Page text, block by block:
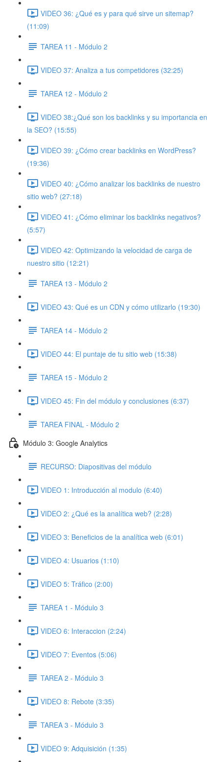
VIDEO 36: ¿Qué es y para qué sirve un sitemap?
(11:09)
TAREA 11 - Módulo 2
VIDEO 37: Analiza a tus competidores (32:25)
TAREA 12 - Módulo 2
VIDEO 38:¿Qué son los backlinks y su importancia en
la SEO? (15:55)
VIDEO 39: ¿Cómo crear backlinks en WordPress?
(19:36)
VIDEO 40: ¿Cómo analizar los backlinks de nuestro
sitio web? (27:18)
VIDEO 41: ¿Cómo eliminar los backlinks negativos?
(5:57)
VIDEO 42: Optimizando la velocidad de carga de
nuestro sitio (12:21)
TAREA 13 - Módulo 2
VIDEO 43: Qué es un CDN y cómo utilizarlo (19:30)
TAREA 14 - Módulo 2
VIDEO 44: El puntaje de tu sitio web (15:38)
TAREA 15 - Módulo 2
VIDEO 45: Fin del módulo y conclusiones (6:37)
TAREA FINAL - Módulo 2
Módulo 3: Google Analytics
RECURSO: Diapositivas del módulo
VIDEO 1: Introducción al modulo (6:40)
VIDEO 2: ¿Qué es la analítica web? (2:28)
VIDEO 3: Beneficios de la analítica web (6:01)
VIDEO 4: Usuarios (1:10)
VIDEO 5: Tráfico (2:00)
TAREA 1 - Módulo 3
VIDEO 6: Interaccion (2:24)
VIDEO 7: Eventos (5:06)
TAREA 2 - Módulo 3
VIDEO 8: Rebote (3:35)
TAREA 3 - Módulo 3
VIDEO 9: Adquisición (1:35)